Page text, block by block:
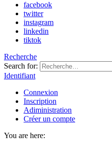
facebook
twitter
instagram
linkedin
tiktok
Recherche
Search for:
Identifiant
Connexion
Inscription
Adiministration
Créer un compte
You are here: